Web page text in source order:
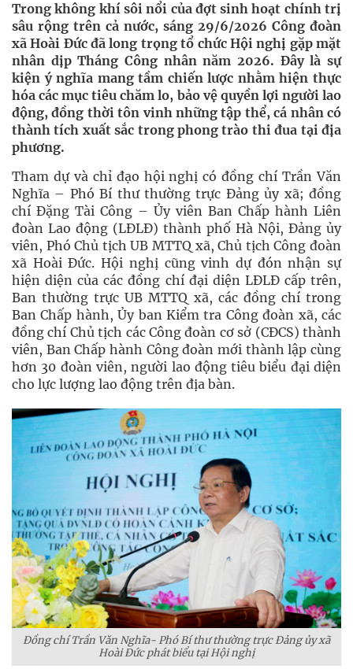
Trong không khí sôi nổi của đợt sinh hoạt chính trị
sâu rộng trên cả nước, sáng 29/6/2026 Công đoàn
xã Hoài Đức đã long trọng tổ chức Hội nghị gặp mặt
nhân dịp Tháng Công nhân năm 2026. Đây là sự
kiện ý nghĩa mang tầm chiến lược nhằm hiện thực
hóa các mục tiêu chăm lo, bảo vệ quyền lợi người lao
động, đồng thời tôn vinh những tập thể, cá nhân có
thành tích xuất sắc trong phong trào thi đua tại địa
phương.
Tham dự và chỉ đạo hội nghị có đồng chí Trần Văn
Nghĩa – Phó Bí thư thường trực Đảng ủy xã; đồng
chí Đặng Tài Công – Ủy viên Ban Chấp hành Liên
đoàn Lao động (LĐLĐ) thành phố Hà Nội, Đảng ủy
viên, Phó Chủ tịch UB MTTQ xã, Chủ tịch Công đoàn
xã Hoài Đức. Hội nghị cũng vinh dự đón nhận sự
hiện diện của các đồng chí đại diện LĐLĐ cấp trên,
Ban thường trực UB MTTQ xã, các đồng chí trong
Ban Chấp hành, Ủy ban Kiểm tra Công đoàn xã, các
đồng chí Chủ tịch các Công đoàn cơ sở (CĐCS) thành
viên, Ban Chấp hành Công đoàn mới thành lập cùng
hơn 30 đoàn viên, người lao động tiêu biểu đại diện
cho lực lượng lao động trên địa bàn.
Đồng chí Trần Văn Nghĩa- Phó Bí thư thường trực Đảng ủy xã
Hoài Đức phát biểu tại Hội nghị